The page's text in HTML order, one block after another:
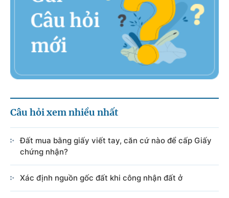
Câu hỏi xem nhiều nhất
Đất mua bằng giấy viết tay, căn cứ nào để cấp Giấy
chứng nhận?
Xác định nguồn gốc đất khi công nhận đất ở